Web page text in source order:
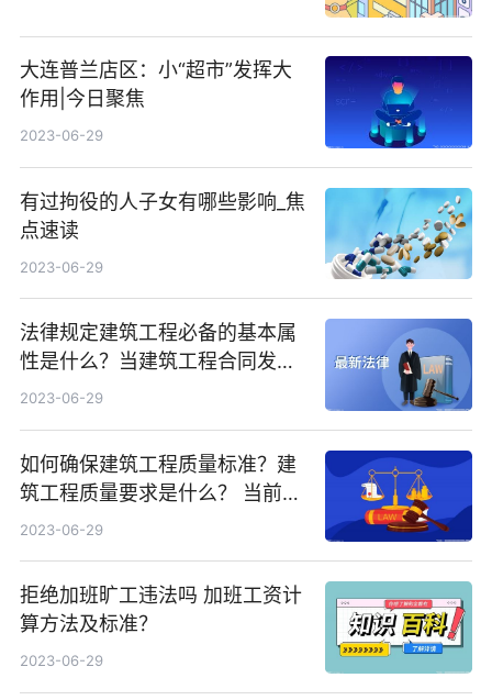
大连普兰店区：小“超市”发挥大
作用|今日聚焦
2023-06-29
有过拘役的人子女有哪些影响_焦
点速读
2023-06-29
法律规定建筑工程必备的基本属
性是什么？当建筑工程合同发生
纠纷应该如何处理？
2023-06-29
如何确保建筑工程质量标准？建
筑工程质量要求是什么？ 当前简
讯
2023-06-29
拒绝加班旷工违法吗 加班工资计
算方法及标准？
2023-06-29